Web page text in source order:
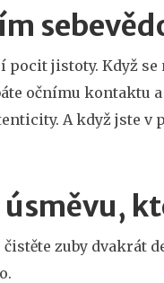
pocit jistoty. Když
očnímu kontaktu
A když jste
zuby dvakrát